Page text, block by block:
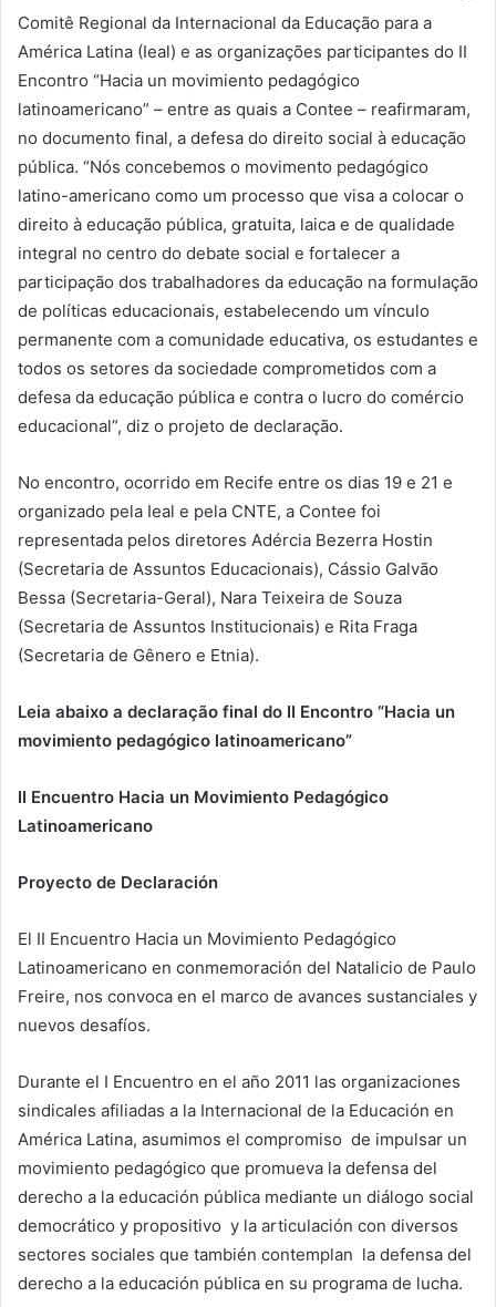
Comitê Regional da Internacional da Educação para a
América Latina (Ieal) e as organizações participantes do II
Encontro “Hacia un movimiento pedagógico
latinoamericano” – entre as quais a Contee – reafirmaram,
no documento final, a defesa do direito social à educação
pública. “Nós concebemos o movimento pedagógico
latino-americano como um processo que visa a colocar o
direito à educação pública, gratuita, laica e de qualidade
integral no centro do debate social e fortalecer a
participação dos trabalhadores da educação na formulação
de políticas educacionais, estabelecendo um vínculo
permanente com a comunidade educativa, os estudantes e
todos os setores da sociedade comprometidos com a
defesa da educação pública e contra o lucro do comércio
educacional”, diz o projeto de declaração.
No encontro, ocorrido em Recife entre os dias 19 e 21 e
organizado pela Ieal e pela CNTE, a Contee foi
representada pelos diretores Adércia Bezerra Hostin
(Secretaria de Assuntos Educacionais), Cássio Galvão
Bessa (Secretaria-Geral), Nara Teixeira de Souza
(Secretaria de Assuntos Institucionais) e Rita Fraga
(Secretaria de Gênero e Etnia).
Leia abaixo a declaração final do II Encontro “Hacia un
movimiento pedagógico latinoamericano”
II Encuentro Hacia un Movimiento Pedagógico
Latinoamericano
Proyecto de Declaración
El II Encuentro Hacia un Movimiento Pedagógico
Latinoamericano en conmemoración del Natalicio de Paulo
Freire, nos convoca en el marco de avances sustanciales y
nuevos desafíos.
Durante el I Encuentro en el año 2011 las organizaciones
sindicales afiliadas a la Internacional de la Educación en
América Latina, asumimos el compromiso de impulsar un
movimiento pedagógico que promueva la defensa del
derecho a la educación pública mediante un diálogo social
democrático y propositivo y la articulación con diversos
sectores sociales que también contemplan la defensa del
derecho a la educación pública en su programa de lucha.